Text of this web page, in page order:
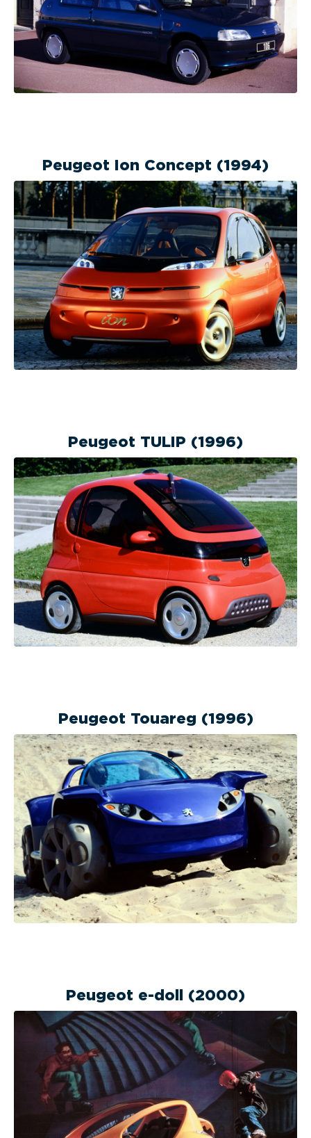
Peugeot Ion Concept (1994)
Peugeot TULIP (1996)
Peugeot Touareg (1996)
Peugeot e-doll (2000)